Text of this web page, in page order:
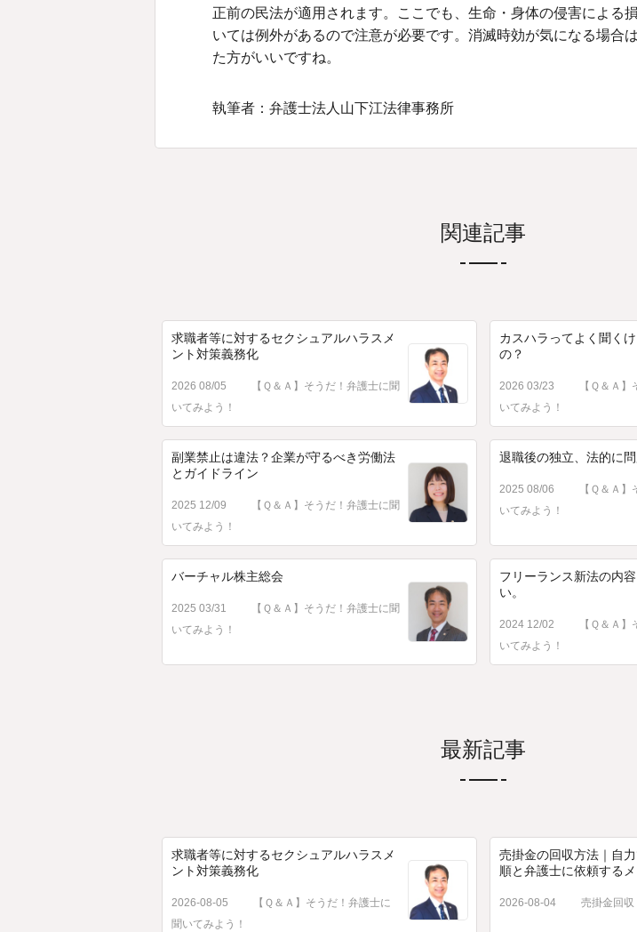
正前の民法が適用されます。ここでも、生命・身体の侵害による
いては例外があるので注意が必要です。消滅時効が気になる場合
た方がいいですね。
執筆者：弁護士法人山下江法律事務所
関連記事
求職者等に対するセクシュアルハラスメ
ント対策義務化
2026 08/05
【Ｑ＆Ａ】そうだ！弁護士に聞
いてみよう！
カスハラってよく聞く
の？
2026 03/23
【Ｑ＆Ａ
いてみよう！
副業禁止は違法？企業が守るべき労働法
とガイドライン
2025 12/09
【Ｑ＆Ａ】そうだ！弁護士に聞
いてみよう！
退職後の独立、法的に
2025 08/06
【Ｑ＆Ａ
いてみよう！
バーチャル株主総会
2025 03/31
【Ｑ＆Ａ】そうだ！弁護士に聞
いてみよう！
フリーランス新法の内
い。
2024 12/02
【Ｑ＆Ａ
いてみよう！
最新記事
求職者等に対するセクシュアルハラスメ
ント対策義務化
2026-08-05
【Ｑ＆Ａ】そうだ！弁護士に
聞いてみよう！
売掛金の回収方法｜自
順と弁護士に依頼する
2026-08-04 売掛金回収